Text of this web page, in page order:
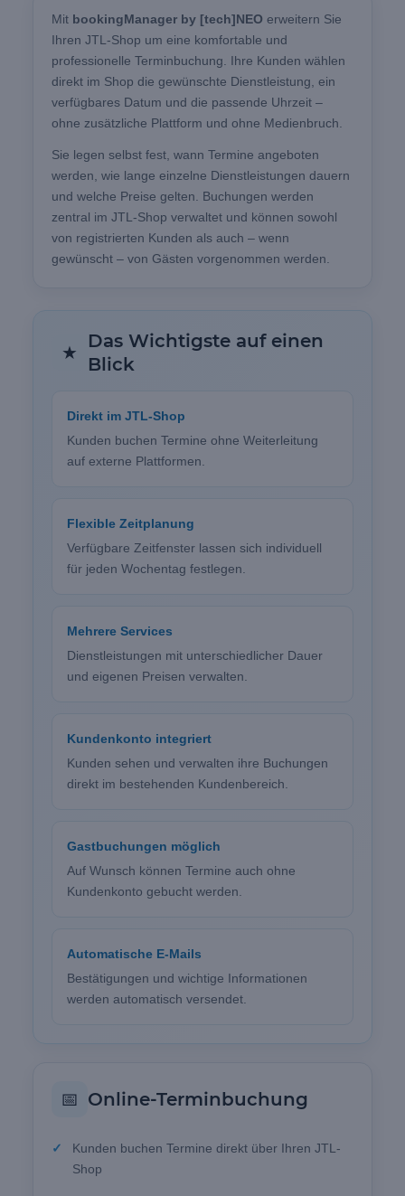
Mit bookingManager by [tech]NEO erweitern Sie
Ihren JTL-Shop um eine komfortable und
professionelle Terminbuchung. Ihre Kunden wählen
direkt im Shop die gewünschte Dienstleistung, ein
verfügbares Datum und die passende Uhrzeit –
ohne zusätzliche Plattform und ohne Medienbruch.
Sie legen selbst fest, wann Termine angeboten
werden, wie lange einzelne Dienstleistungen dauern
und welche Preise gelten. Buchungen werden
zentral im JTL-Shop verwaltet und können sowohl
von registrierten Kunden als auch – wenn
gewünscht – von Gästen vorgenommen werden.
★
Das Wichtigste auf einen
Blick
Direkt im JTL-Shop
Kunden buchen Termine ohne Weiterleitung
auf externe Plattformen.
Flexible Zeitplanung
Verfügbare Zeitfenster lassen sich individuell
für jeden Wochentag festlegen.
Mehrere Services
Dienstleistungen mit unterschiedlicher Dauer
und eigenen Preisen verwalten.
Kundenkonto integriert
Kunden sehen und verwalten ihre Buchungen
direkt im bestehenden Kundenbereich.
Gastbuchungen möglich
Auf Wunsch können Termine auch ohne
Kundenkonto gebucht werden.
Automatische E-Mails
Bestätigungen und wichtige Informationen
werden automatisch versendet.
📅 Online-Terminbuchung
Kunden buchen Termine direkt über Ihren JTL-
Shop